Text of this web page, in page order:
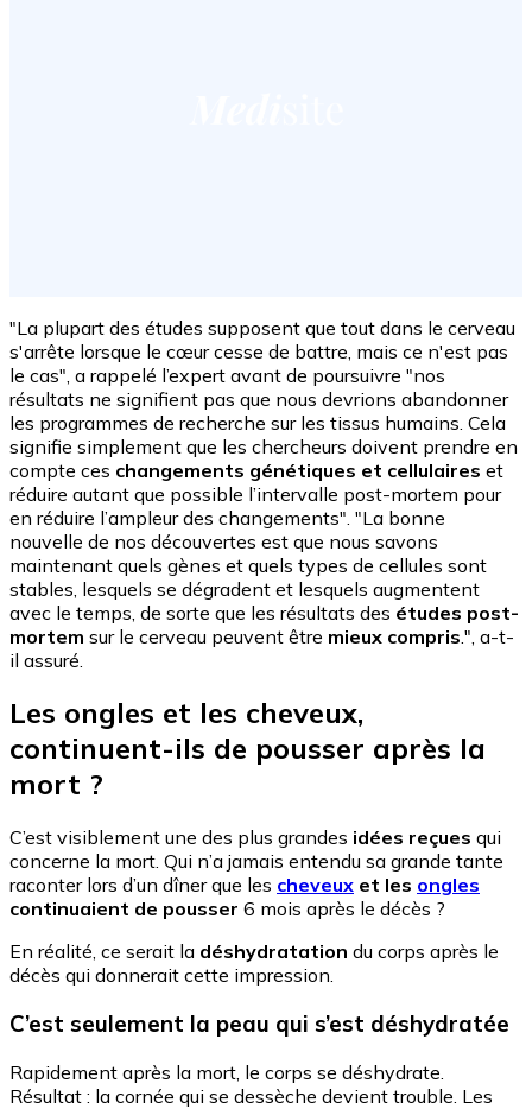
"La plupart des études supposent que tout dans le cerveau
s'arrête lorsque le cœur cesse de battre, mais ce n'est pas
le cas", a rappelé l’expert avant de poursuivre "nos
résultats ne signifient pas que nous devrions abandonner
les programmes de recherche sur les tissus humains. Cela
signifie simplement que les chercheurs doivent prendre en
compte ces changements génétiques et cellulaires et
réduire autant que possible l’intervalle post-mortem pour
en réduire l’ampleur des changements". "La bonne
nouvelle de nos découvertes est que nous savons
maintenant quels gènes et quels types de cellules sont
stables, lesquels se dégradent et lesquels augmentent
avec le temps, de sorte que les résultats des études post-
mortem sur le cerveau peuvent être mieux compris .", a-t-
il assuré.
Les ongles et les cheveux,
continuent-ils de pousser après la
mort ?
C’est visiblement une des plus grandes idées reçues qui
concerne la mort. Qui n’a jamais entendu sa grande tante
raconter lors d’un dîner que les cheveux et les ongles
continuaient de pousser 6 mois après le décès ?
En réalité, ce serait la déshydratation du corps après le
décès qui donnerait cette impression.
C’est seulement la peau qui s’est déshydratée
Rapidement après la mort, le corps se déshydrate.
Résultat : la cornée qui se dessèche devient trouble. Les